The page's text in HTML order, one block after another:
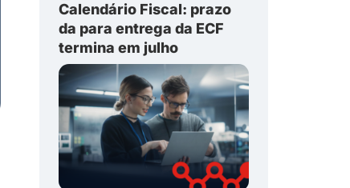
Calendário Fiscal: prazo
da para entrega da ECF
termina em julho